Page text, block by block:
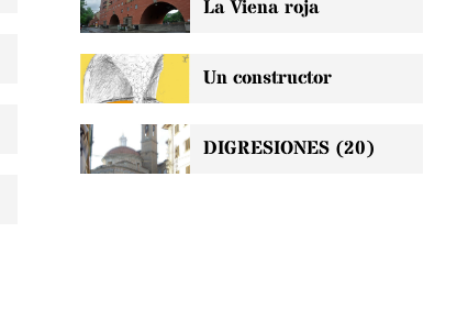
La Viena roja
Un constructor
DIGRESIONES (20)